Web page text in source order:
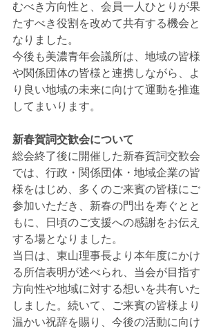
むべき方向性と、会員一人ひとりが果
たすべき役割を改めて共有する機会と
なりました。
今後も美濃青年会議所は、地域の皆様
や関係団体の皆様と連携しながら、よ
り良い地域の未来に向けて運動を推進
してまいります。
新春賀詞交歓会について
総会終了後に開催した新春賀詞交歓会
では、行政・関係団体・地域企業の皆
様をはじめ、多くのご来賓の皆様にご
参加いただき、新春の門出を寿ぐとと
もに、日頃のご支援への感謝をお伝え
する場となりました。
当日は、東山理事長より本年度にかけ
る所信表明が述べられ、当会が目指す
方向性や地域に対する想いを共有いた
しました。続いて、ご来賓の皆様より
温かい祝辞を賜り、今後の活動に向け